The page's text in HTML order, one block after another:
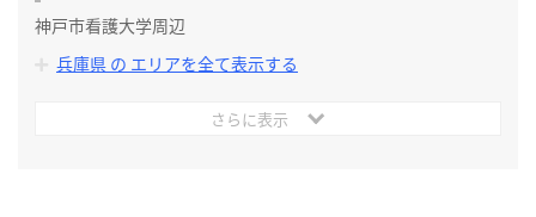
神戸市看護大学周辺
兵庫県 の エリアを全て表示する
さらに表示